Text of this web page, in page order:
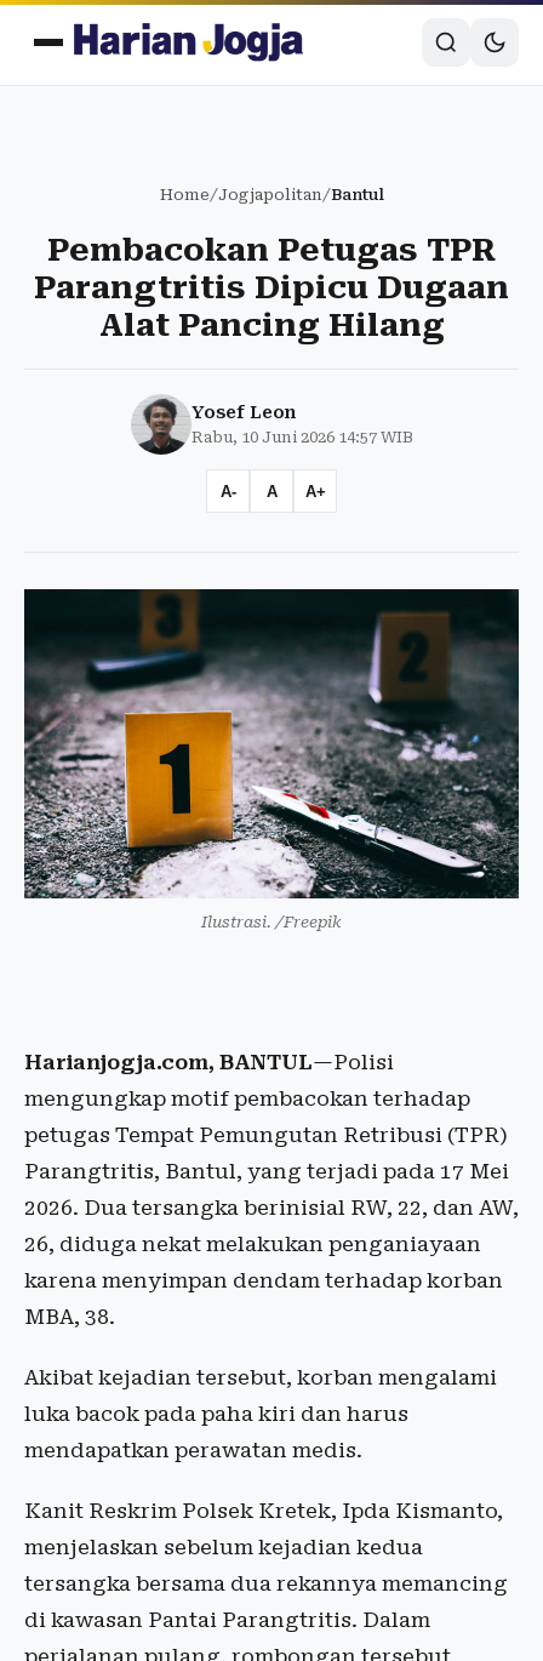
Home/Jogjapolitan/Bantul
Pembacokan Petugas TPR
Parangtritis Dipicu Dugaan
Alat Pancing Hilang
Yosef Leon
Rabu, 10 Juni 2026 14:57 WIB
A- A A+
Ilustrasi. /Freepik
Harianjogja.com, BANTUL—Polisi
mengungkap motif pembacokan terhadap
petugas Tempat Pemungutan Retribusi (TPR)
Parangtritis, Bantul, yang terjadi pada 17 Mei
2026. Dua tersangka berinisial RW, 22, dan AW,
26, diduga nekat melakukan penganiayaan
karena menyimpan dendam terhadap korban
MBA, 38.
Akibat kejadian tersebut, korban mengalami
luka bacok pada paha kiri dan harus
mendapatkan perawatan medis.
Kanit Reskrim Polsek Kretek, Ipda Kismanto,
menjelaskan sebelum kejadian kedua
tersangka bersama dua rekannya memancing
di kawasan Pantai Parangtritis. Dalam
perjalanan pulang, rombongan tersebut